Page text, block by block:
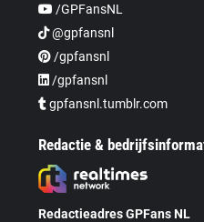
/GPFansNL
@gpfansnl
/gpfansnl
/gpfansnl
gpfansnl.tumblr.com
Redactie &
Redactieadres GPFans NL